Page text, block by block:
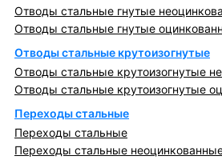
Отводы стальные гнутые
Отводы стальные гнутые
Отводы стальные крутоизогнутые
Отводы стальные крутоизогнутые
Отводы стальные крутоизогнутые
Переходы стальные
Переходы стальные
Переходы стальные